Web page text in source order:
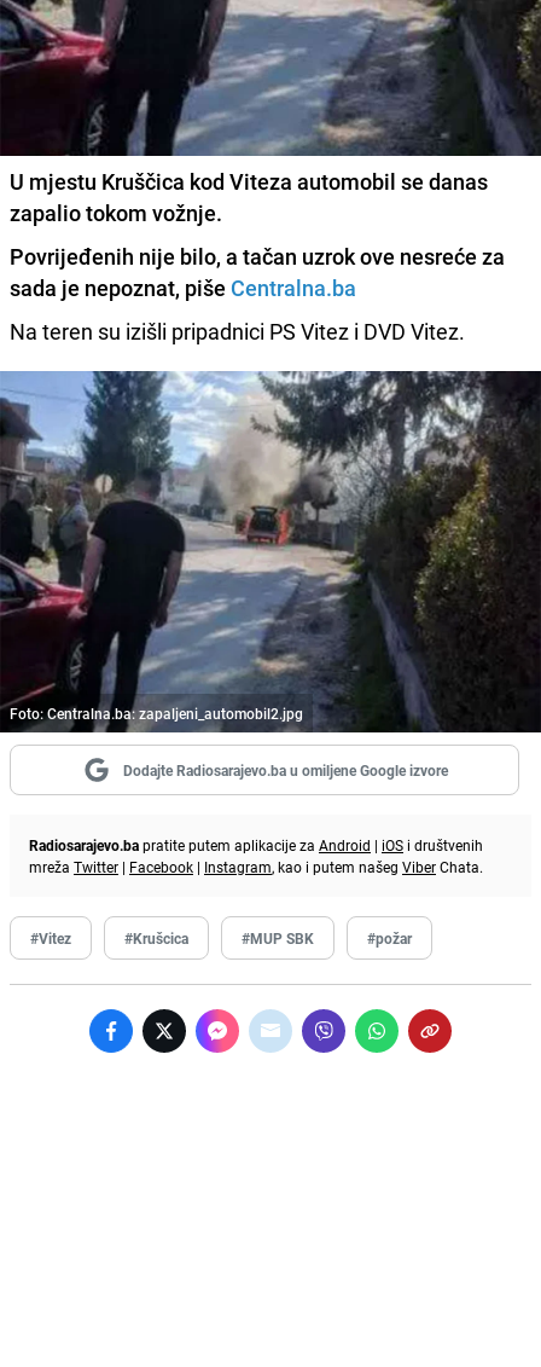
U mjestu Kruščica kod Viteza automobil se danas
zapalio tokom vožnje.
Povrijeđenih nije bilo, a tačan uzrok ove nesreće za
sada je nepoznat, piše Centralna.ba
Na teren su izišli pripadnici PS Vitez i DVD Vitez.
Foto: Centralna.ba: zapaljeni_automobil2.jpg
Dodajte Radiosarajevo.ba u omiljene Google izvore
Radiosarajevo.bapratite putem aplikacije za Android | iOS i društvenih
mreža Twitter | Facebook | Instagram, kao i putem našeg ViberChata.
#Vitez #Krušcica #MUP SBK #požar